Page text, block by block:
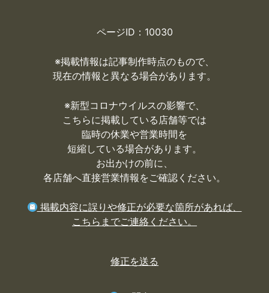
ページID：10030
※掲載情報は記事制作時点のもので、
現在の情報と異なる場合があります。
※新型コロナウイルスの影響で、
こちらに掲載している店舗等では
臨時の休業や営業時間を
短縮している場合があります。
お出かけの前に、
各店舗へ直接営業情報をご確認ください。
掲載内容に誤りや修正が必要な箇所があれば、
こちらまでご連絡ください。
修正を送る